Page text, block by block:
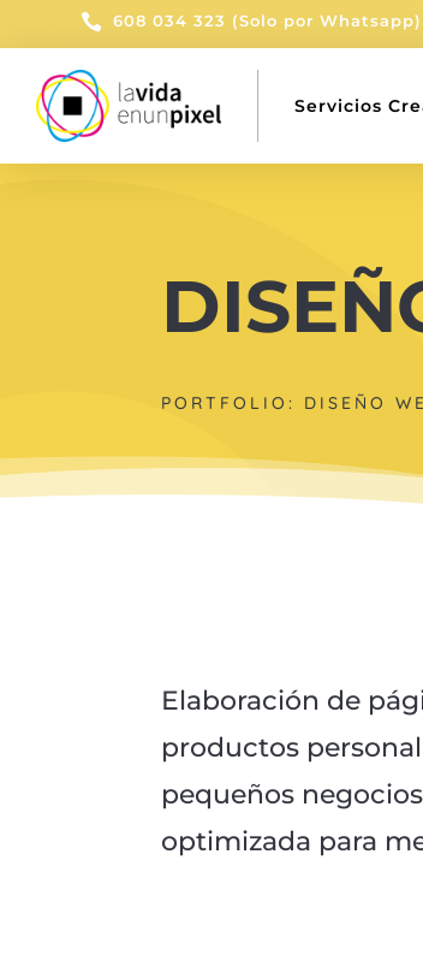
 608 034 323 (Solo por Whatsapp)
Servicios
PORTFOLIO: DISEÑO
Elaboración de
productos
pequeños
optimizada para